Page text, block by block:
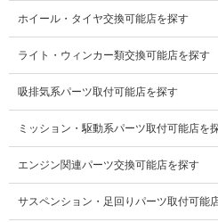
ホイール・タイヤ交換可能店を探す
ライト・ウィンカー類交換可能店を探す
吸排気系パーツ取付可能店を探す
ミッション・駆動系パーツ取付可能店を
エンジン関連パーツ交換可能店を探す
サスペンション・足回りパーツ取付可能